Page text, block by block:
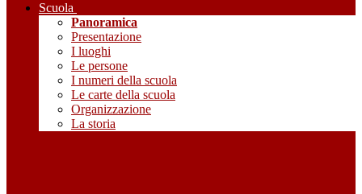
Scuola
Panoramica
Presentazione
I luoghi
Le persone
I numeri della scuola
Le carte della scuola
Organizzazione
La storia